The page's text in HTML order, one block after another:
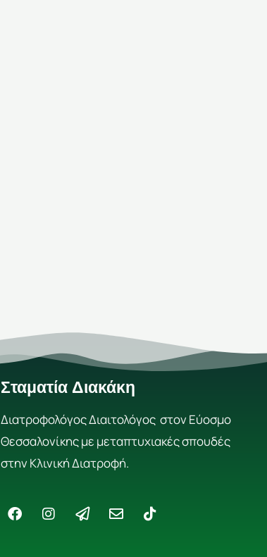
Σταματία Διακάκη
Διατροφολόγος Διαιτολόγος στον Εύοσμο
Θεσσαλονίκης με μεταπτυχιακές σπουδές
στην Κλινική Διατροφή.
F
a
I
n
P
a
E
n
T
i